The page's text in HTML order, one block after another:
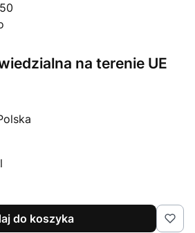
na terenie UE
do koszyka